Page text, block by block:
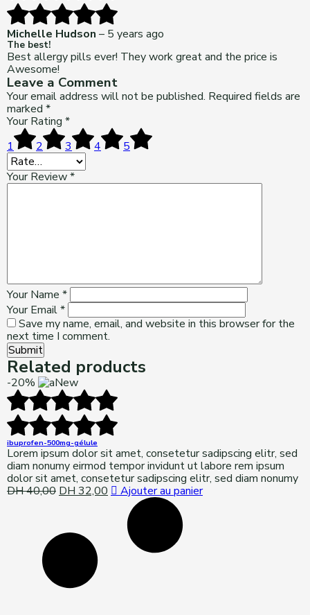
Michelle Hudson – 5 years ago
The best!
Best allergy pills ever! They work great and the price is
Awesome!
Leave a Comment
Your email address will not be published. Required fields are
marked *
Your Rating *
1
2 3 4
5
Your Review*
Your Name *
Your Email*
Save my name, email, and website in this browser for the
next time I comment.
Submit
Related products
-20% New
ibuprofen-500mg-gélule
Lorem ipsum dolor sit amet, consetetur sadipscing elitr, sed
diam nonumy eirmod tempor invidunt ut labore rem ipsum
dolor sit amet, consetetur sadipscing elitr, sed diam nonumy
DH40,00 Original
DH 32,00 Current
DH 32,00.
Ajouter au panier